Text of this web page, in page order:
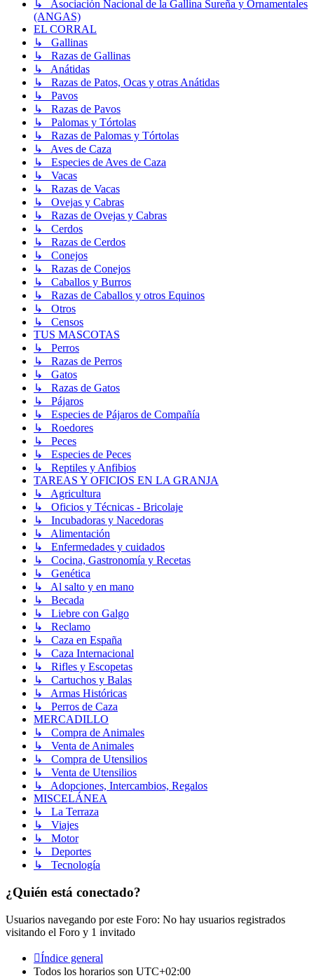
↳ Asociación Nacional de la Gallina Sureña y Ornamentales
(ANGAS)
EL CORRAL
↳ Gallinas
↳ Razas de Gallinas
↳ Anátidas
↳ Razas de Patos, Ocas y otras Anátidas
↳ Pavos
↳ Razas de Pavos
↳ Palomas y Tórtolas
↳ Razas de Palomas y Tórtolas
↳ Aves de Caza
↳ Especies de Aves de Caza
↳ Vacas
↳ Razas de Vacas
↳ Ovejas y Cabras
↳ Razas de Ovejas y Cabras
↳ Cerdos
↳ Razas de Cerdos
↳ Conejos
↳ Razas de Conejos
↳ Caballos y Burros
↳ Razas de Caballos y otros Equinos
↳ Otros
↳ Censos
TUS MASCOTAS
↳ Perros
↳ Razas de Perros
↳ Gatos
↳ Razas de Gatos
↳ Pájaros
↳ Especies de Pájaros de Compañía
↳ Roedores
↳ Peces
↳ Especies de Peces
↳ Reptiles y Anfibios
TAREAS Y OFICIOS EN LA GRANJA
↳ Agricultura
↳ Oficios y Técnicas - Bricolaje
↳ Incubadoras y Nacedoras
↳ Alimentación
↳ Enfermedades y cuidados
↳ Cocina, Gastronomía y Recetas
↳ Genética
↳ Al salto y en mano
↳ Becada
↳ Liebre con Galgo
↳ Reclamo
↳ Caza en España
↳ Caza Internacional
↳ Rifles y Escopetas
↳ Cartuchos y Balas
↳ Armas Históricas
↳ Perros de Caza
MERCADILLO
↳ Compra de Animales
↳ Venta de Animales
↳ Compra de Utensilios
↳ Venta de Utensilios
↳ Adopciones, Intercambios, Regalos
MISCELÁNEA
↳ La Terraza
↳ Viajes
↳ Motor
↳ Deportes
↳ Tecnología
¿Quién está conectado?
Usuarios navegando por este Foro: No hay usuarios registrados
visitando el Foro y 1 invitado
Índice general
Todos los horarios son UTC+02:00